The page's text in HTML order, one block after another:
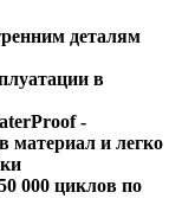
деталям
в
-
и легко
000 циклов по